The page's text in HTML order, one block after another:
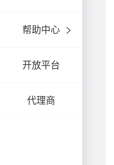
帮助中心
开放平台
代理商